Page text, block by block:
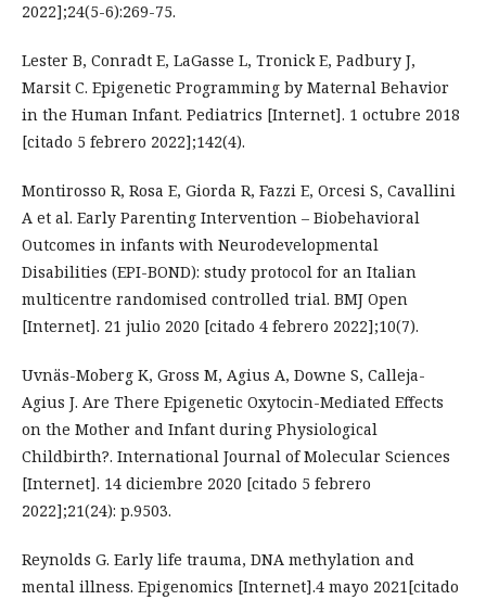
2022];24(5-6):269-75.
Lester B, Conradt E, LaGasse L, Tronick E, Padbury J,
Marsit C. Epigenetic Programming by Maternal Behavior
in the Human Infant. Pediatrics [Internet]. 1 octubre 2018
[citado 5 febrero 2022];142(4).
Montirosso R, Rosa E, Giorda R, Fazzi E, Orcesi S, Cavallini
A et al. Early Parenting Intervention – Biobehavioral
Outcomes in infants with Neurodevelopmental
Disabilities (EPI-BOND): study protocol for an Italian
multicentre randomised controlled trial. BMJ Open
[Internet]. 21 julio 2020 [citado 4 febrero 2022];10(7).
Uvnäs-Moberg K, Gross M, Agius A, Downe S, Calleja-
Agius J. Are There Epigenetic Oxytocin-Mediated Effects
on the Mother and Infant during Physiological
Childbirth?. International Journal of Molecular Sciences
[Internet]. 14 diciembre 2020 [citado 5 febrero
2022];21(24): p.9503.
Reynolds G. Early life trauma, DNA methylation and
mental illness. Epigenomics [Internet].4 mayo 2021[citado